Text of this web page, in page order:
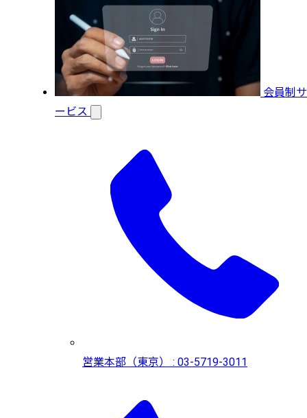
会員制サ
ービス
営業本部（東京） : 03-5719-3011